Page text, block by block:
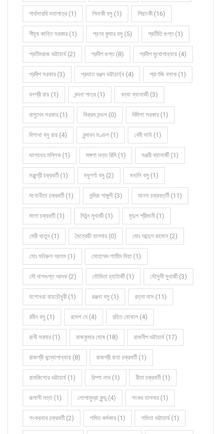
পার্থসারথি মহাপাত্র (1) পিনাকী বসু (1) পিয়াংকী (16)
পীযূষ কান্তি সরকার (1) প্রণব কুমার বসু (5) প্রতীতি গুপ্ত (1)
প্রতীমরাজ ভট্টাচার্য (2) প্রদীপ গুপ্ত (8) প্রদীপ মুখোপাধ্যায় (4)
প্রদীপ সরকার (3) প্রভাত রঞ্জন ভট্টাচার্য্য (4) প্রাণজি বসাক (1)
বনশ্রী রায় (1) বন্দনা পাত্র (1) বন্যা ব্যানার্জী (3)
বাসুদেব সরকার (1) বিক্রম মন্ডল (0) বিদিশা সরকার (1)
বিশাখা বসু রায় (4) বৃন্দাবন মণ্ডল (1) বেবী সাউ (1)
ভাগ্যধর মল্লিক (1) মঙ্গলা দত্ত রিমি (1) মঞ্জরী ব্যানার্জী (1)
মঞ্জুশ্রী চক্রবর্তী (1) মধুপর্ণা বসু (2) মনালি বসু (1)
মনোনীতা চক্রবর্তী (1) মন্দিরা গাঙ্গুলী (3) মানস চক্রবর্ত্তী (11)
মালা চক্রবর্তী (1) মিঠুন মুখার্জী (1) মৃদুল শ্রীমানী (1)
মেরী খাতুন (1) মৈত্রেয়ী হালদার (0) মোঃ আব্দুল রহমান (2)
মোঃ মনিরুল আলম (1) মোহাম্মদ শামীম মিয়া (1)
মৌ দাশগুপ্ত আদক (2) মৌমিতা চ্যাটার্জী (1) মৌসুমী মুখার্জী (3)
যশোধরা রায়চৌধুরী (1) রঞ্জনা বসু (1) রত্না দাস (11)
রবীন বসু (1) রমেশ দে (4) রহিত ঘোষাল (4)
রাখী সরদার (1) রাজকুমার ঘোষ (18) রাজদীপ ভট্টাচার্য (17)
রাজশ্রী বন্দ্যোপাধ্যায় (8) রাজশ্রী রাহা চক্রবর্তী (1)
রামকিশোর ভট্টাচার্য (1) রিম্পা নাথ (1) রীতা চক্রবর্তী (1)
রূপালী দত্ত (1) লোপামুদ্রা কুন্ডু (4) শংকর হালদার (1)
শংকরনাথ চক্রবর্তী (2) শমিত কর্মকার (1) শমিতা ভট্টাচার্য (1)